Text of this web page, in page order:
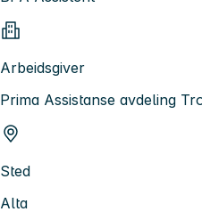
Arbeidsgiver
Prima Assistanse avdeling
Sted
Alta